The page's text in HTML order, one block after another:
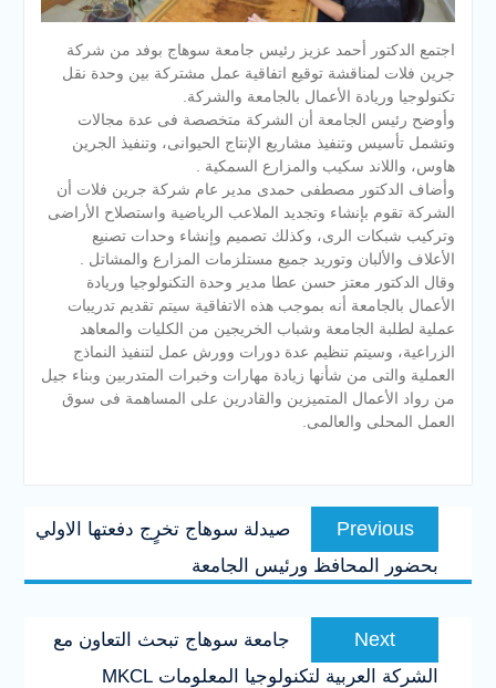
اجتمع الدكتور أحمد عزيز رئيس جامعة سوهاج بوفد من شركة
جرين فلات لمناقشة توقيع اتفاقية عمل مشتركة بين وحدة نقل
تكنولوجيا وريادة الأعمال بالجامعة والشركة.
وأوضح رئيس الجامعة أن الشركة متخصصة فى عدة مجاﻻت
وتشمل تأسيس وتنفيذ مشاريع الإنتاج الحيوانى، وتنفيذ الجرين
هاوس، واللاند سكيب والمزارع السمكية .
وأضاف الدكتور مصطفى حمدى مدير عام شركة جرين فلات أن
الشركة تقوم بإنشاء وتجديد الملاعب الرياضية واستصلاح الأراضى
وتركيب شبكات الرى، وكذلك تصميم وإنشاء وحدات تصنيع
الأعلاف والألبان وتوريد جميع مستلزمات المزارع والمشاتل .
وقال الدكتور معتز حسن عطا مدير وحدة التكنولوجيا وريادة
الأعمال بالجامعة أنه بموجب هذه الاتفاقية سيتم تقديم تدريبات
عملية لطلبة الجامعة وشباب الخريجين من الكليات والمعاهد
الزراعية، وسيتم تنظيم عدة دورات وورش عمل لتنفيذ النماذج
العملية والتى من شأنها زيادة مهارات وخبرات المتدربين وبناء جيل
من رواد الأعمال المتميزين والقادرين على المساهمة فى سوق
العمل المحلى والعالمى.
تصفّح
المقالاتPrevious
Previous
post:
صيدلة سوهاج تخرٍج دفعتها الاولي
بحضور المحافظ ورئيس الجامعة
Next
Next
post:
جامعة سوهاج تبحث التعاون مع
الشركة العربية لتكنولوجيا المعلومات MKCL